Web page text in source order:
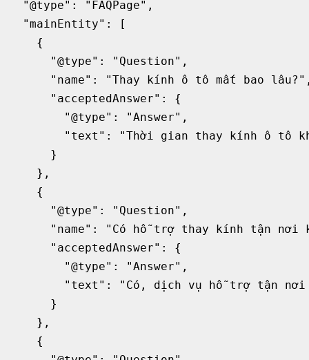
  "@type": "FAQPage",
  "mainEntity": [
    {
      "@type": "Question",
"name": "Thay kính ô tô mất bao
      "acceptedAnswer": {
        "@type": "Answer",
"text": "Thời gian thay kính ô tô
      }
    },
    {
      "@type": "Question",
"name": "Có hỗ trợ thay kính tận nơi
      "acceptedAnswer": {
        "@type": "Answer",
"text": "Có, dịch vụ hỗ trợ tận
      }
    },
    {